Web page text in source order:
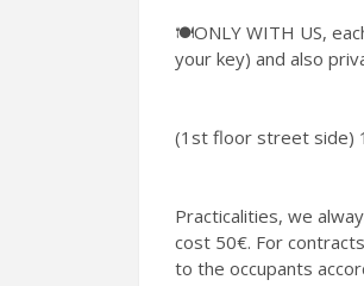
🍽️ONLY WITH US,
your key) and also
(1st floor street side)
Practicalities, we
cost 50€. For
to the occupants